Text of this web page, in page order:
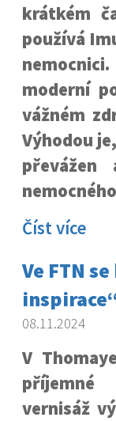
krátkém
používá
moderní
vážném
Výhodou
Číst více
Ve FTN
08.11.2024
V
vernisáž